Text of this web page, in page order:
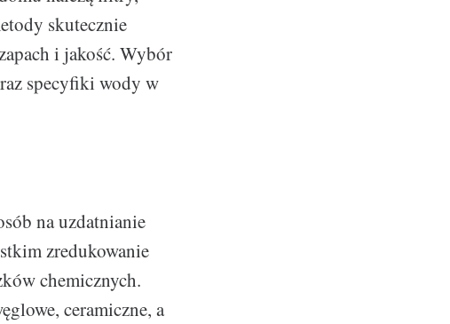
skutecznie
i jakość. Wybór
specyfiki wody w
na uzdatnianie
zredukowanie
chemicznych.
ceramiczne, a